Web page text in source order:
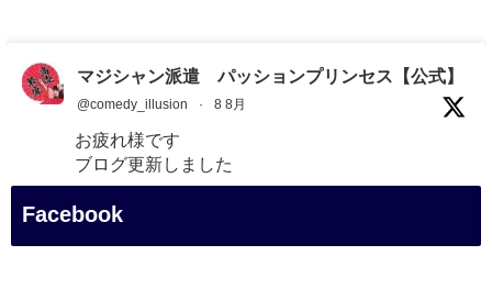
マジシャン派遣 パッションプリンセス【公式】
@comedy_illusion · 8 8月
お疲れ様です
ブログ更新しました
「マジシャン和歌山旅 白浜町・白良湯」
Facebook